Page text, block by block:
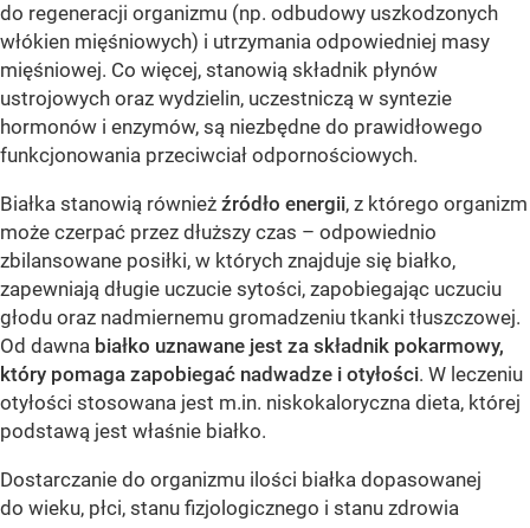
do regeneracji organizmu (np. odbudowy uszkodzonych
włókien mięśniowych) i utrzymania odpowiedniej masy
mięśniowej. Co więcej, stanowią składnik płynów
ustrojowych oraz wydzielin, uczestniczą w syntezie
hormonów i enzymów, są niezbędne do prawidłowego
funkcjonowania przeciwciał odpornościowych.
Białka stanowią również źródło energii, z którego organizm
może czerpać przez dłuższy czas – odpowiednio
zbilansowane posiłki, w których znajduje się białko,
zapewniają długie uczucie sytości, zapobiegając uczuciu
głodu oraz nadmiernemu gromadzeniu tkanki tłuszczowej.
Od dawna białko uznawane jest za składnik pokarmowy,
który pomaga zapobiegać nadwadze i otyłości. W leczeniu
otyłości stosowana jest m.in. niskokaloryczna dieta, której
podstawą jest właśnie białko.
Dostarczanie do organizmu ilości białka dopasowanej
do wieku, płci, stanu fizjologicznego i stanu zdrowia